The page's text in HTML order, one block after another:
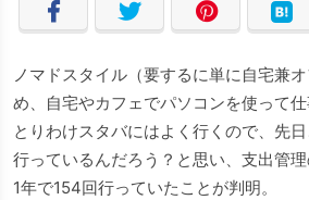
ノマドスタイル（要するに単に自宅兼
め、自宅やカフェでパソコンを使って仕
とりわけスタバにはよく行くので、先
行っているんだろう？と思い、支出管
1年で154回行っていたことが判明。